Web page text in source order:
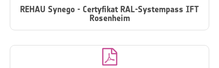
REHAU Synego - Certyfikat RAL-Systempass IFT
Rosenheim
